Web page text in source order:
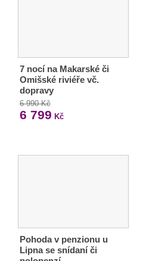
7 nocí na Makarské či
Omišské riviéře vč.
dopravy
6 990 Kč
6 799 Kč
Pohoda v penzionu u
Lipna se snídaní či